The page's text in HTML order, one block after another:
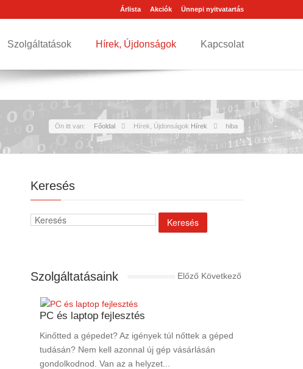
Árlista Akciók Ünnepi nyitvatartás
Szolgáltatások Hírek, Újdonságok Kapcsolat
Ön itt van: Főoldal Hírek, Újdonságok Hírek hiba
Keresés
Szolgáltatásaink Előző Következő
PC és laptop fejlesztés
Kinőtted a gépedet? Az igények túl nőttek a géped
tudásán? Nem kell azonnal új gép vásárlásán
gondolkodnod. Van az a helyzet...